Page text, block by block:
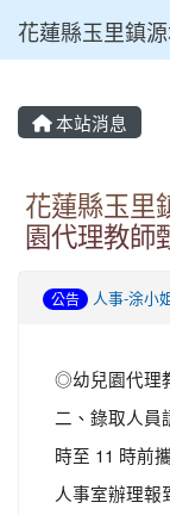
花蓮縣玉里鎮
本站消息
花蓮縣玉里
園代理教師
公告 人事-涂小
◎幼兒園代理
二、錄取人員
時至 11 時前
人事室辦理報